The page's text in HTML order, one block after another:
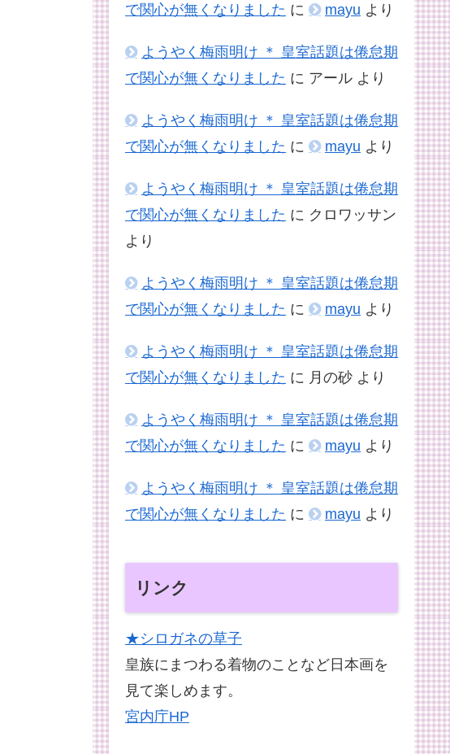
で関心が無くなりました に mayu より
ようやく梅雨明け ＊ 皇室話題は倦怠期
で関心が無くなりました に アール より
ようやく梅雨明け ＊ 皇室話題は倦怠期
で関心が無くなりました に mayu より
ようやく梅雨明け ＊ 皇室話題は倦怠期
で関心が無くなりました に クロワッサン
より
ようやく梅雨明け ＊ 皇室話題は倦怠期
で関心が無くなりました に mayu より
ようやく梅雨明け ＊ 皇室話題は倦怠期
で関心が無くなりました に 月の砂 より
ようやく梅雨明け ＊ 皇室話題は倦怠期
で関心が無くなりました に mayu より
ようやく梅雨明け ＊ 皇室話題は倦怠期
で関心が無くなりました に mayu より
リンク
★シロガネの草子
皇族にまつわる着物のことなど日本画を
見て楽しめます。
宮内庁HP